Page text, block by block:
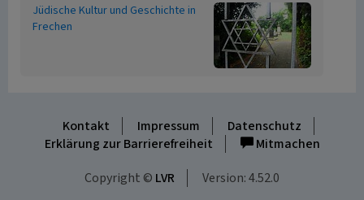
Jüdische Kultur und Geschichte in
Frechen
Kontakt Impressum
Datenschutz
Erklärung zur Barrierefreiheit
Mitmachen
Copyright © LVR Version: 4.52.0